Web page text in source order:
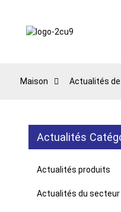
Maison Actualités
Actualités
Actualités produits
Actualités du secteur